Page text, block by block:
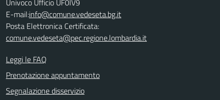
Univoco Ufficio UF0IV9
E-mail:info@comune.vedeseta.bg.it
Posta Elettronica Certificata:
comune.vedeseta@pec.regione.lombardia.it
Leggi le FAQ
Prenotazione appuntamento
Segnalazione disservizio